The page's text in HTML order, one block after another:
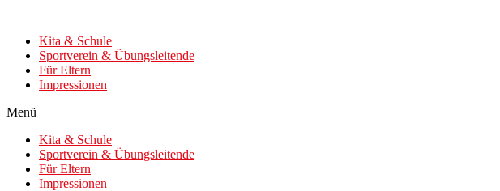
wechselnKita & Schule
Sportverein & Übungsleitende
Für Eltern
Impressionen
Menü
Kita & Schule
Sportverein & Übungsleitende
Für Eltern
Impressionen